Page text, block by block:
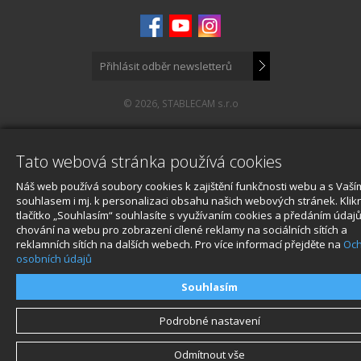
umožňuje připojení k jakékoliv platformě bez potřeby adaptéru.
Přináší také velmi rychlé přenosové rychlosti více než pětkrát vyšší
snímání fotografií rovnou do PC si můžete skutečně vychutnat.
Vysokorychlostní Wi-Fi nabízí možnost prohlížení snímků bezdrátově
Snímač CMOS je nyní schopen fotografovat při ISO až neuvěřitelných
UHD 4K VIDEO
Když jednoduše potřebujete nejvyšší kvalitu, může H6D-100c také
zachytit video v rozlišení UHD (4K) ve vlastním formátu RAW.
© 2026, STABLECAM s.r.o
Souhlasím
Podrobné nastavení
Odmítnout vše
Tato webová stránka používá cookies
Náš web používá soubory cookies k zajištění funkčnosti webu a s
souhlasem i mj. k personalizaci obsahu našich webových stránek.
tlačítko „Souhlasím“ souhlasíte s využívaním cookies a předáním
chování na webu pro zobrazení cílené reklamy na sociálních sítích a
reklamních sítích na dalších webech. Pro více informací přejděte na
osobních údajů